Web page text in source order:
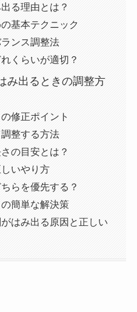
る理由とは？
基本テクニック
ンス調整法
くらいが適切？
み出るときの調整方
修正ポイント
整する方法
の目安とは？
いやり方
らを優先する？
簡単な解決策
はみ出る原因と正しい